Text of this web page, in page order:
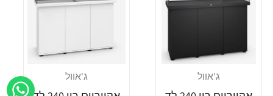
ג'אוול ג'אוול